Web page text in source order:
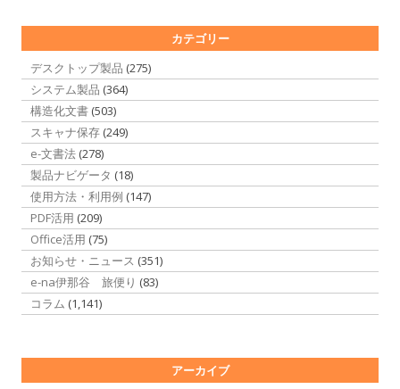
カテゴリー
デスクトップ製品 (275)
システム製品 (364)
構造化文書 (503)
スキャナ保存 (249)
e-文書法 (278)
製品ナビゲータ (18)
使用方法・利用例 (147)
PDF活用 (209)
Office活用 (75)
お知らせ・ニュース (351)
e-na伊那谷 旅便り (83)
コラム (1,141)
アーカイブ